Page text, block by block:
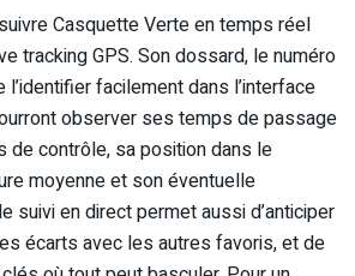
Casquette Verte en temps réel
tracking GPS. Son dossard, le numéro
facilement dans l’interface
observer ses temps de passage
de contrôle, sa position dans le
moyenne et son éventuelle
suivi en direct permet aussi d’anticiper
écarts avec les autres favoris, et de